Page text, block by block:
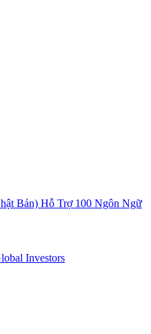
Bản) Hỗ Trợ 100 Ngôn Ngữ
Investors